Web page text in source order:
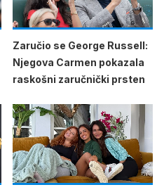
Zaručio se George Russell:
Njegova Carmen pokazala
raskošni zaručnički prsten